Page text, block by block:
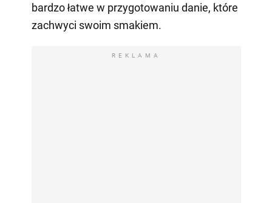
bardzo łatwe w przygotowaniu danie, które
zachwyci swoim smakiem.
REKLAMA